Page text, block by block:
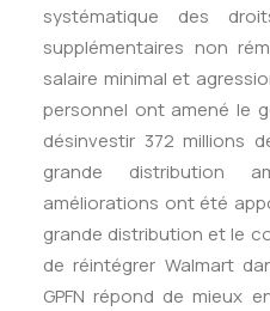
systématique des
supplémentaires non
salaire minimal et
personnel ont amené le
désinvestir 372 millions
grande distribution
améliorations ont été
grande distribution et le
de réintégrer Walmart
GPFN répond de mieux